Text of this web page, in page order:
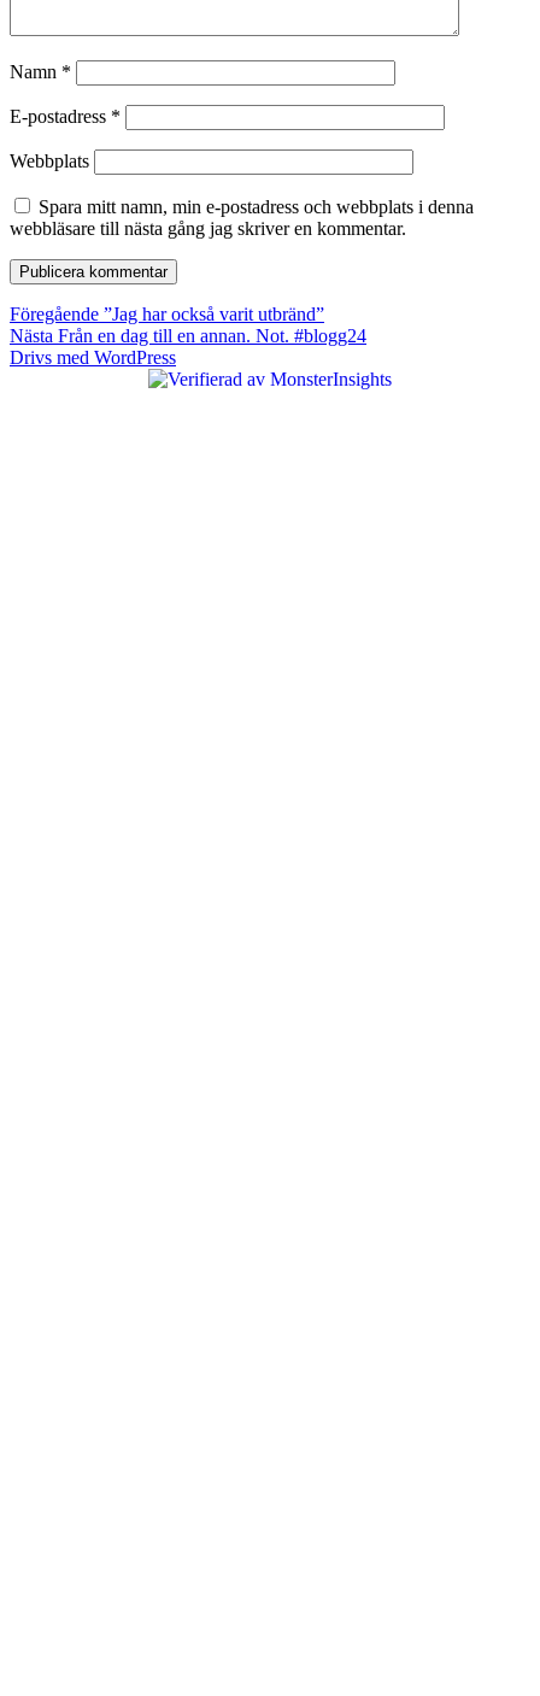
Namn *
E-postadress *
Webbplats
Spara mitt namn, min e-postadress och webbplats i denna
webbläsare till nästa gång jag skriver en kommentar.
Inläggsnavigering
Föregående Föregående
inlägg:
”Jag har också varit utbränd”
Nästa Nästa
inlägg:
Från en dag till en annan. Not. #blogg24
Drivs med WordPress